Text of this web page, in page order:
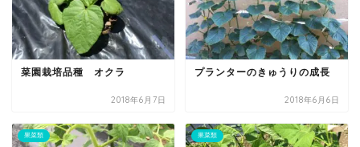
菜園栽培品種 オクラ
2018年6月7日
プランターのきゅうりの成長
2018年6月6日
果菜類 果菜類